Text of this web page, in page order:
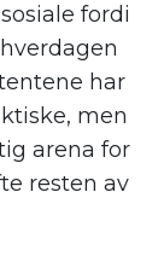
fordi
har
men
arena for
resten av